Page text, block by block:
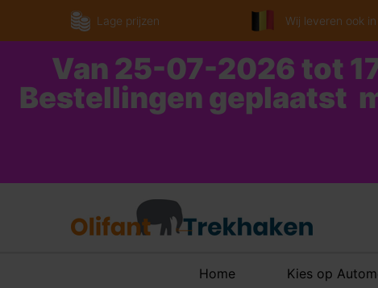
Lage prijzen Wij leveren ook
Van 25-07-2026 tot
Bestellingen geplaatst
Home Kies op